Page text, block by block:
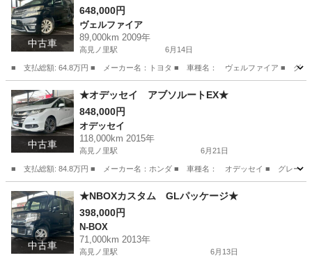
中古車
648,000円
ヴェルファイア
89,000km 2009年
高見ノ里駅 6月14日
■ 支払総額: 64.8万円 ■ メーカー名：トヨタ ■ 車種名： ヴェルファイア ■ グ
大阪 松原市 高見ノ里駅 ヴェルファイア 預かり金
中古車
★オデッセイ アブソルートEX★
848,000円
オデッセイ
118,000km 2015年
高見ノ里駅 6月21日
■ 支払総額: 84.8万円 ■ メーカー名：ホンダ ■ 車種名： オデッセイ ■ グレー
大阪 松原市 高見ノ里駅 オデッセイ アブソルート
中古車
★NBOXカスタム GLパッケージ★
398,000円
N-BOX
71,000km 2013年
高見ノ里駅 6月13日